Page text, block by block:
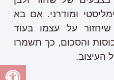
ומודרני. אם בא
על עצמו בעוד
והסכום, כך תשמרו
העיצוב.